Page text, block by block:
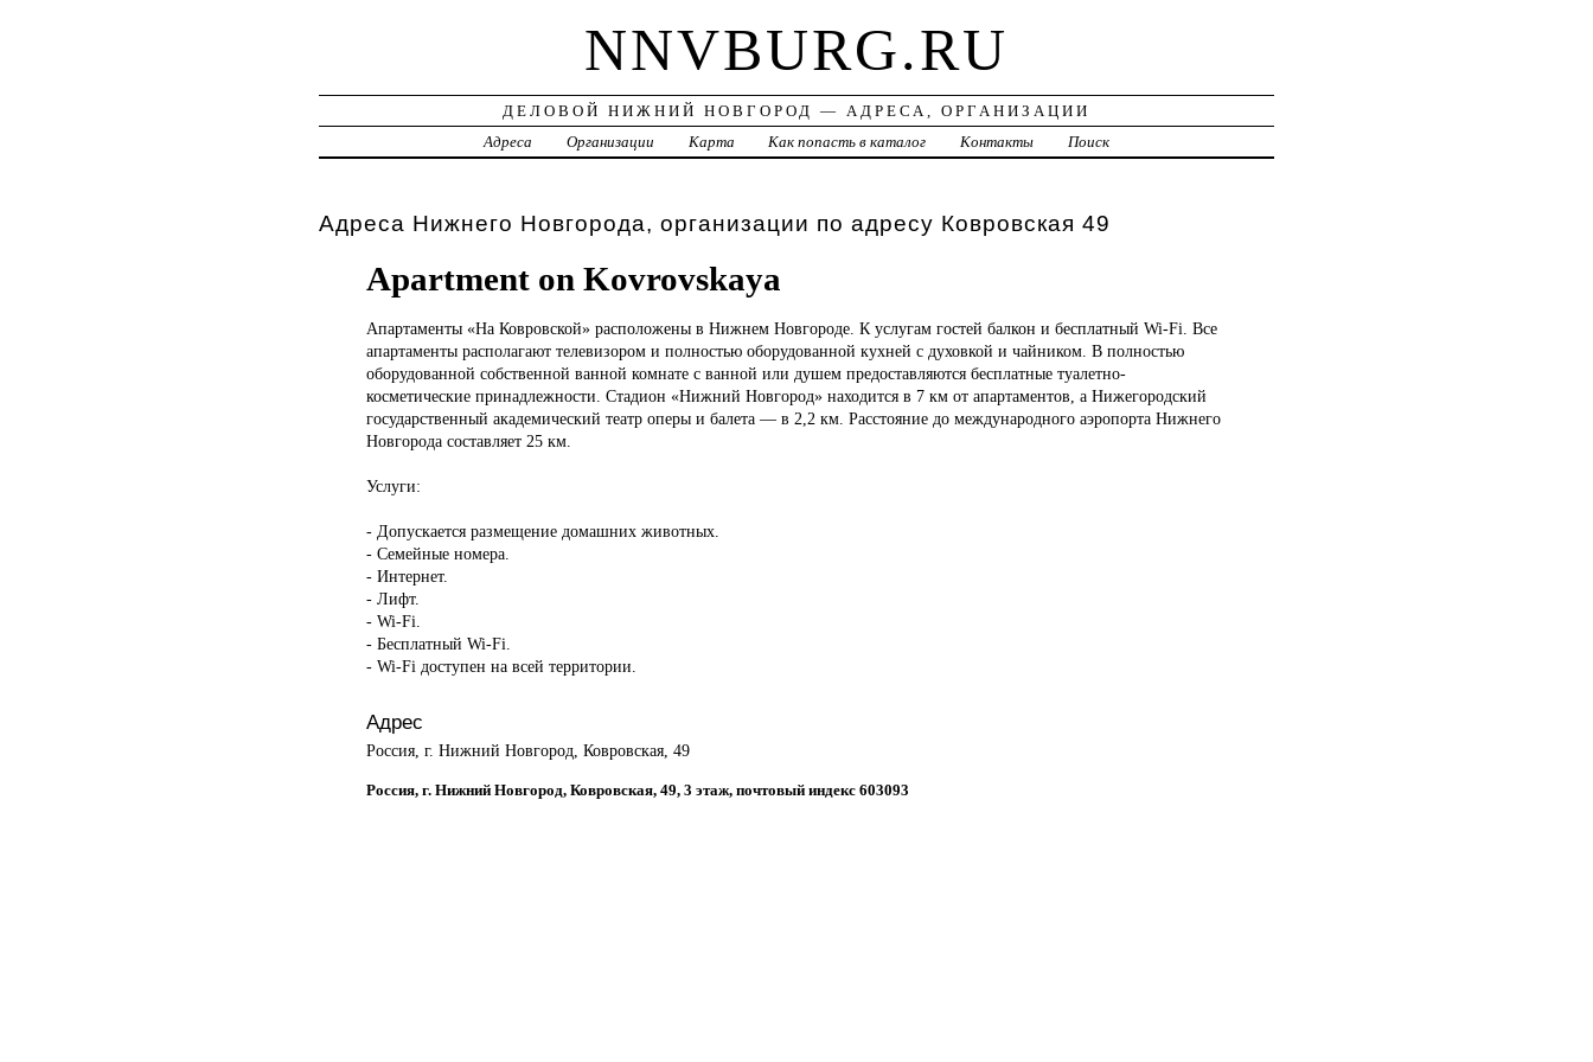
NNVBURG.RU
ДЕЛОВОЙ НИЖНИЙ НОВГОРОД — АДРЕСА, ОРГАНИЗАЦИИ
Адреса
Организации Карта Как попасть в каталог Контакты Поиск
Адреса Нижнего Новгорода, организации по адресу Ковровская 49
Apartment on Kovrovskaya
Апартаменты «На Ковровской» расположены в Нижнем Новгороде. К услугам гостей балкон и бесплатный Wi-Fi. Все
апартаменты располагают телевизором и полностью оборудованной кухней с духовкой и чайником. В полностью
оборудованной собственной ванной комнате с ванной или душем предоставляются бесплатные туалетно-
косметические принадлежности. Стадион «Нижний Новгород» находится в 7 км от апартаментов, а Нижегородский
государственный академический театр оперы и балета — в 2,2 км. Расстояние до международного аэропорта Нижнего
Новгорода составляет 25 км.
Услуги:
- Допускается размещение домашних животных.
- Семейные номера.
- Интернет.
- Лифт.
- Wi-Fi.
- Бесплатный Wi-Fi.
- Wi-Fi доступен на всей территории.
Адрес
Россия, г. Нижний Новгород, Ковровская, 49
Россия, г. Нижний Новгород, Ковровская, 49, 3 этаж, почтовый индекс 603093